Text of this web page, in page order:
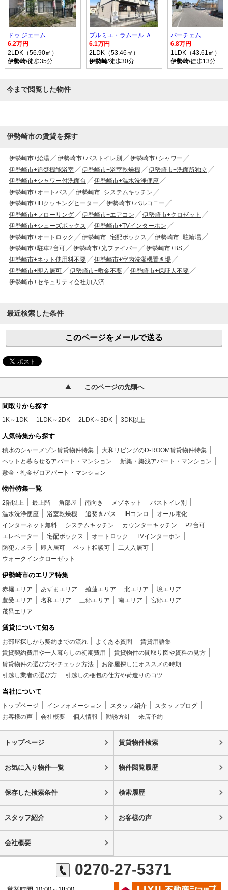
ドゥ ジェーム
6.2万円
2LDK（56.90㎡）
伊勢崎/徒歩35分
プルミエ・ラムール Ａ
6.1万円
2LDK（53.46㎡）
伊勢崎/徒歩30分
パーチェム
6.8万円
1LDK（43.61㎡）
伊勢崎/徒歩13分
今まで閲覧した物件
伊勢崎市の賃貸を探す
伊勢崎市+給湯 伊勢崎市+バストイレ別
伊勢崎市+シャワー
伊勢崎市+追焚機能浴室
伊勢崎市+浴室乾燥機
伊勢崎市+洗面所独立
伊勢崎市+シャワー付洗面台
伊勢崎市+温水洗浄便座
伊勢崎市+オートバス
伊勢崎市+システムキッチン
伊勢崎市+IHクッキングヒーター
伊勢崎市+バルコニー
伊勢崎市+フローリング
伊勢崎市+エアコン
伊勢崎市+クロゼット
伊勢崎市+シューズボックス
伊勢崎市+TVインターホン
伊勢崎市+オートロック
伊勢崎市+宅配ボックス
伊勢崎市+駐輪場
伊勢崎市+駐車2台可
伊勢崎市+光ファイバー
伊勢崎市+BS
伊勢崎市+ネット使用料不要
伊勢崎市+室内洗濯機置き場
伊勢崎市+即入居可
伊勢崎市+敷金不要
伊勢崎市+保証人不要
伊勢崎市+セキュリティ会社加入済
最近検索した条件
このページをメールで送る
このページの先頭へ
間取りから探す
1K～1DK 1LDK～2DK 2LDK～3DK 3DK以上
人気特集から探す
積水のシャーメゾン賃貸物件特集
大和リビングのD-ROOM賃貸物件特集
ペットと暮らせるアパート・マンション
新築・築浅アパート・マンション
敷金・礼金ゼロアパート・マンション
物件特集一覧
2階以上 最上階 角部屋 南向き メゾネット
バストイレ別
温水洗浄便座
浴室乾燥機 追焚きバス IHコンロ
オール電化
インターネット無料
システムキッチン カウンターキッチン
P2台可
エレベーター
宅配ボックス オートロック
TVインターホン
防犯カメラ
即入居可 ペット相談可
二人入居可
ウォークインクローゼット
伊勢崎市のエリア特集
赤堀エリア あずまエリア 殖蓮エリア 北エリア
境エリア
豊受エリア
名和エリア 三郷エリア 南エリア
宮郷エリア
茂呂エリア
賃貸について知る
お部屋探しから契約までの流れ よくある質問
賃貸用語集
賃貸契約費用や一人暮らしの初期費用
賃貸物件の間取り図や資料の見方
賃貸物件の選び方やチェック方法
お部屋探しにオススメの時期
引越し業者の選び方
引越しの梱包の仕方や荷造りのコツ
当社について
トップページ インフォメーション スタッフ紹介
スタッフブログ
お客様の声
会社概要 個人情報 勧誘方針 来店予約
トップページ 賃貸物件検索
お気に入り物件一覧 物件閲覧履歴
保存した検索条件 検索履歴
スタッフ紹介 お客様の声
会社概要
0270-27-5371